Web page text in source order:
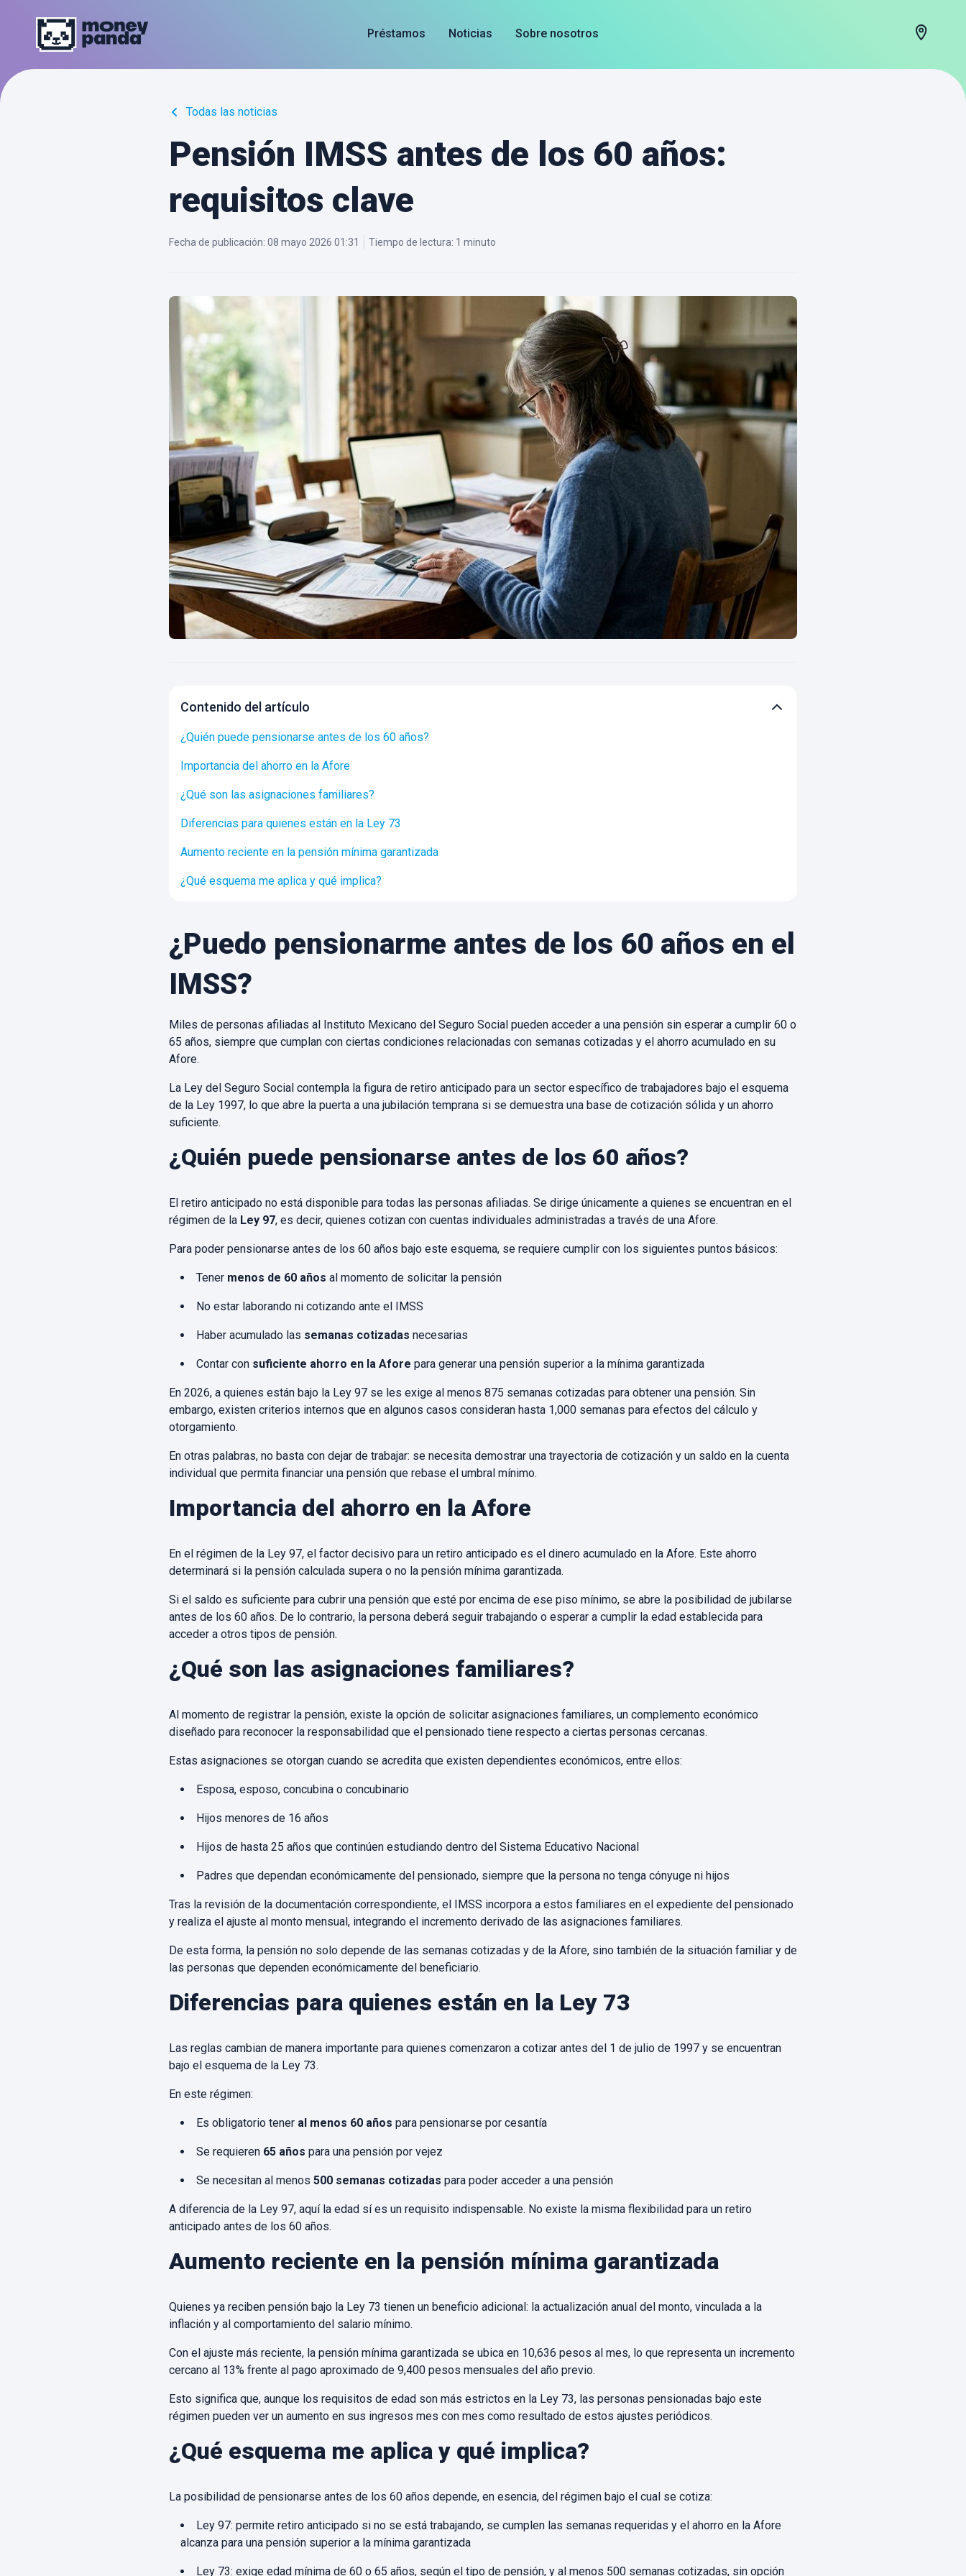
Préstamos Noticias Sobre nosotros
Todas las noticias
Pensión IMSS antes de los 60 años:
requisitos clave
Fecha de publicación: 08 mayo 2026 01:31 Tiempo de lectura: 1 minuto
Contenido del artículo
¿Quién puede pensionarse antes de los 60 años?
Importancia del ahorro en la Afore
¿Qué son las asignaciones familiares?
Diferencias para quienes están en la Ley 73
Aumento reciente en la pensión mínima garantizada
¿Qué esquema me aplica y qué implica?
¿Puedo pensionarme antes de los 60 años en el
IMSS?
Miles de personas afiliadas al Instituto Mexicano del Seguro Social pueden acceder a una pensión sin esperar a cumplir 60 o
65 años, siempre que cumplan con ciertas condiciones relacionadas con semanas cotizadas y el ahorro acumulado en su
Afore.
La Ley del Seguro Social contempla la figura de retiro anticipado para un sector específico de trabajadores bajo el esquema
de la Ley 1997, lo que abre la puerta a una jubilación temprana si se demuestra una base de cotización sólida y un ahorro
suficiente.
¿Quién puede pensionarse antes de los 60 años?
El retiro anticipado no está disponible para todas las personas afiliadas. Se dirige únicamente a quienes se encuentran en el
régimen de la Ley 97, es decir, quienes cotizan con cuentas individuales administradas a través de una Afore.
Para poder pensionarse antes de los 60 años bajo este esquema, se requiere cumplir con los siguientes puntos básicos:
Tener menos de 60 años al momento de solicitar la pensión
No estar laborando ni cotizando ante el IMSS
Haber acumulado las semanas cotizadas necesarias
Contar con suficiente ahorro en la Afore para generar una pensión superior a la mínima garantizada
En 2026, a quienes están bajo la Ley 97 se les exige al menos 875 semanas cotizadas para obtener una pensión. Sin
embargo, existen criterios internos que en algunos casos consideran hasta 1,000 semanas para efectos del cálculo y
otorgamiento.
En otras palabras, no basta con dejar de trabajar: se necesita demostrar una trayectoria de cotización y un saldo en la cuenta
individual que permita financiar una pensión que rebase el umbral mínimo.
Importancia del ahorro en la Afore
En el régimen de la Ley 97, el factor decisivo para un retiro anticipado es el dinero acumulado en la Afore. Este ahorro
determinará si la pensión calculada supera o no la pensión mínima garantizada.
Si el saldo es suficiente para cubrir una pensión que esté por encima de ese piso mínimo, se abre la posibilidad de jubilarse
antes de los 60 años. De lo contrario, la persona deberá seguir trabajando o esperar a cumplir la edad establecida para
acceder a otros tipos de pensión.
¿Qué son las asignaciones familiares?
Al momento de registrar la pensión, existe la opción de solicitar asignaciones familiares, un complemento económico
diseñado para reconocer la responsabilidad que el pensionado tiene respecto a ciertas personas cercanas.
Estas asignaciones se otorgan cuando se acredita que existen dependientes económicos, entre ellos:
Esposa, esposo, concubina o concubinario
Hijos menores de 16 años
Hijos de hasta 25 años que continúen estudiando dentro del Sistema Educativo Nacional
Padres que dependan económicamente del pensionado, siempre que la persona no tenga cónyuge ni hijos
Tras la revisión de la documentación correspondiente, el IMSS incorpora a estos familiares en el expediente del pensionado
y realiza el ajuste al monto mensual, integrando el incremento derivado de las asignaciones familiares.
De esta forma, la pensión no solo depende de las semanas cotizadas y de la Afore, sino también de la situación familiar y de
las personas que dependen económicamente del beneficiario.
Diferencias para quienes están en la Ley 73
Las reglas cambian de manera importante para quienes comenzaron a cotizar antes del 1 de julio de 1997 y se encuentran
bajo el esquema de la Ley 73.
En este régimen:
Es obligatorio tener al menos 60 años para pensionarse por cesantía
Se requieren 65 años para una pensión por vejez
Se necesitan al menos 500 semanas cotizadas para poder acceder a una pensión
A diferencia de la Ley 97, aquí la edad sí es un requisito indispensable. No existe la misma flexibilidad para un retiro
anticipado antes de los 60 años.
Aumento reciente en la pensión mínima garantizada
Quienes ya reciben pensión bajo la Ley 73 tienen un beneficio adicional: la actualización anual del monto, vinculada a la
inflación y al comportamiento del salario mínimo.
Con el ajuste más reciente, la pensión mínima garantizada se ubica en 10,636 pesos al mes, lo que representa un incremento
cercano al 13% frente al pago aproximado de 9,400 pesos mensuales del año previo.
Esto significa que, aunque los requisitos de edad son más estrictos en la Ley 73, las personas pensionadas bajo este
régimen pueden ver un aumento en sus ingresos mes con mes como resultado de estos ajustes periódicos.
¿Qué esquema me aplica y qué implica?
La posibilidad de pensionarse antes de los 60 años depende, en esencia, del régimen bajo el cual se cotiza:
Ley 97: permite retiro anticipado si no se está trabajando, se cumplen las semanas requeridas y el ahorro en la Afore
alcanza para una pensión superior a la mínima garantizada
Ley 73: exige edad mínima de 60 o 65 años, según el tipo de pensión, y al menos 500 semanas cotizadas, sin opción